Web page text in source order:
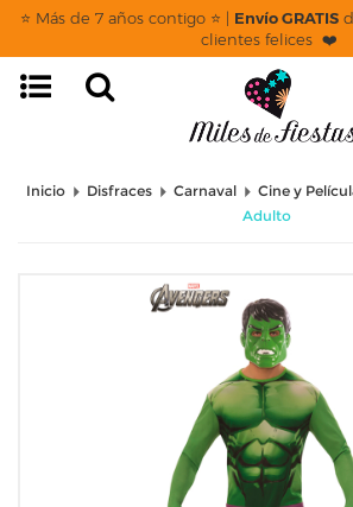
⭐ Más de 7 años contigo ⭐ | Envío GRATIS
clientes felices ❤️
Inicio Disfraces Carnaval Cine y
Adulto